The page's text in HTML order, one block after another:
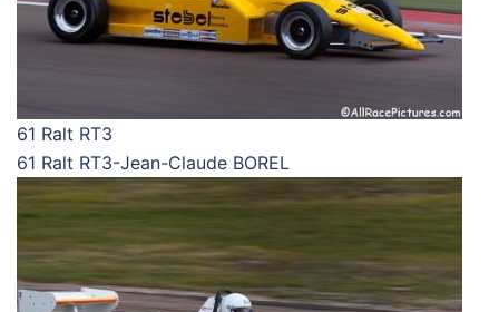
61 Ralt RT3
61 Ralt RT3-Jean-Claude BOREL